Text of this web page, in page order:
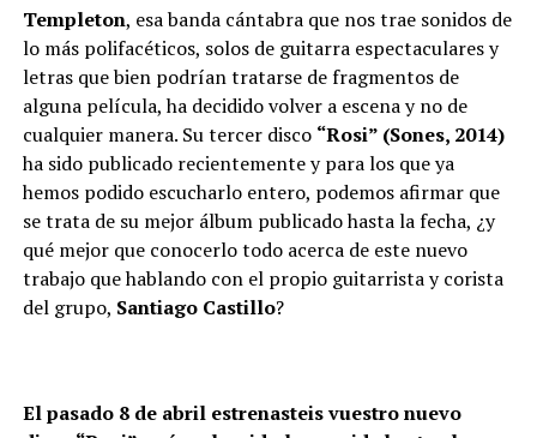
Templeton, esa banda cántabra que nos trae sonidos de
lo más polifacéticos, solos de guitarra espectaculares y
letras que bien podrían tratarse de fragmentos de
alguna película, ha decidido volver a escena y no de
cualquier manera. Su tercer disco “Rosi” (Sones, 2014)
ha sido publicado recientemente y para los que ya
hemos podido escucharlo entero, podemos afirmar que
se trata de su mejor álbum publicado hasta la fecha, ¿y
qué mejor que conocerlo todo acerca de este nuevo
trabajo que hablando con el propio guitarrista y corista
del grupo, Santiago Castillo?
El pasado 8 de abril estrenasteis vuestro nuevo